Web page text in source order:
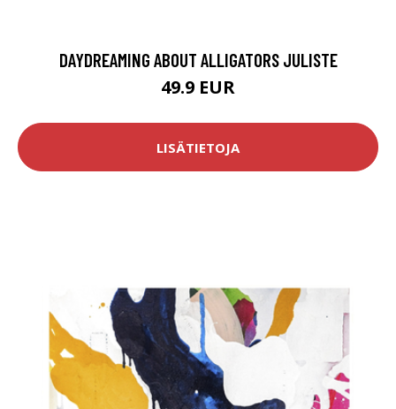
DAYDREAMING ABOUT ALLIGATORS JULISTE
49.9 EUR
LISÄTIETOJA